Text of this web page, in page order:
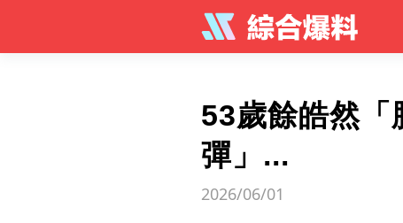
53歲餘皓然「
彈」...
2026/06/01